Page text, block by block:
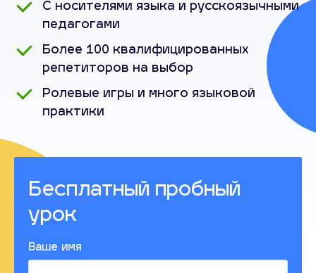
С носителями языка и русскоязычными
педагогами
Более 100 квалифицированных
репетиторов на выбор
Ролевые игры и много языковой
практики
Бесплатный пробный
урок
Ваше имя